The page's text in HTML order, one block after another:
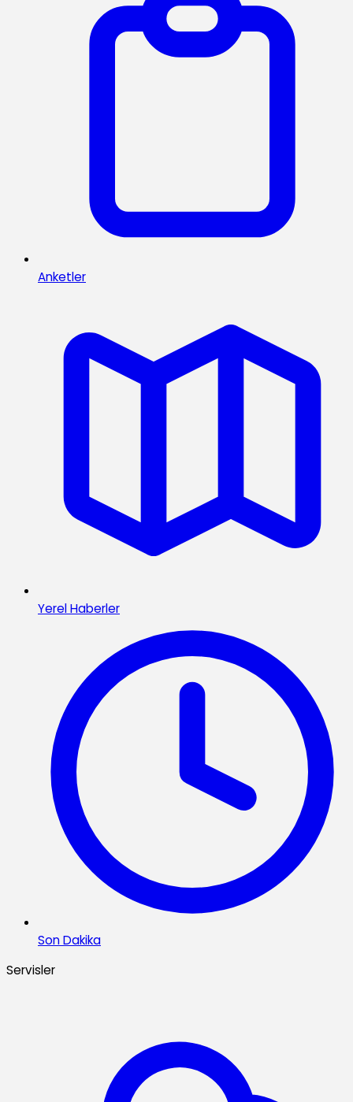
Anketler
Yerel Haberler
Son Dakika
Servisler